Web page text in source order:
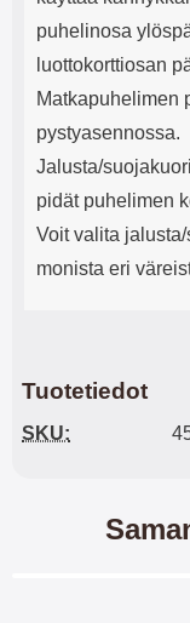
puhelinosa
luottokorttiosan
Matkapuhelimen
pystyasennossa.
Jalusta/
pidät puhelimen
Voit valita
monista eri
Tuotetiedot
SKU: